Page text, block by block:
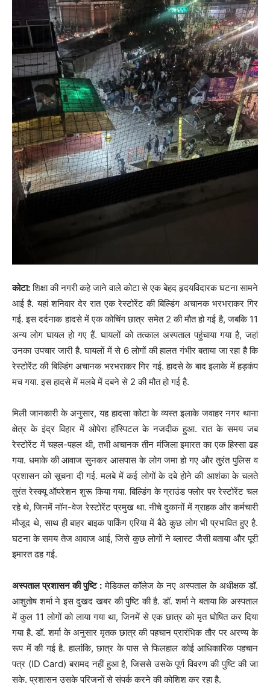
कोटा:शिक्षा की नगरी कहे जाने वाले कोटा से एक बेहद हृदयविदारक घटना सामने
आई है. यहां शनिवार देर रात एक रेस्टोरेंट की बिल्डिंग अचानक भरभराकर गिर
गई. इस दर्दनाक हादसे में एक कोचिंग छात्र समेत 2 की मौत हो गई है, जबकि 11
अन्य लोग घायल हो गए हैं. घायलों को तत्काल अस्पताल पहुंचाया गया है, जहां
उनका उपचार जारी है. घायलों में से 6 लोगों की हालत गंभीर बताया जा रहा है कि
रेस्टोरेंट की बिल्डिंग अचानक भरभराकर गिर गई. हादसे के बाद इलाके में हड़कंप
मच गया. इस हादसे में मलबे में दबने से 2 की मौत हो गई है.
​मिली जानकारी के अनुसार, यह हादसा कोटा के व्यस्त इलाके जवाहर नगर थाना
क्षेत्र के इंद्र विहार में ओपेरा हॉस्पिटल के नजदीक हुआ. रात के समय जब
रेस्टोरेंट में चहल-पहल थी, तभी अचानक तीन मंजिला इमारत का एक हिस्सा ढह
गया. धमाके की आवाज सुनकर आसपास के लोग जमा हो गए और तुरंत पुलिस व
प्रशासन को सूचना दी गई. मलबे में कई लोगों के दबे होने की आशंका के चलते
तुरंत रेस्क्यू ऑपरेशन शुरू किया गया. बिल्डिंग के ग्राउंड फ्लोर पर रेस्टोरेंट चल
रहे थे, जिनमें नॉन-वेज रेस्टोरेंट प्रमुख था. नीचे दुकानों में ग्राहक और कर्मचारी
मौजूद थे, साथ ही बाहर बाइक पार्किंग एरिया में बैठे कुछ लोग भी प्रभावित हुए है.
घटना के समय तेज आवाज आई, जिसे कुछ लोगों ने ब्लास्ट जैसी बताया और पूरी
इमारत ढह गई.
​अस्पताल प्रशासन की पुष्टि : ​मेडिकल कॉलेज के नए अस्पताल के अधीक्षक डॉ.
आशुतोष शर्मा ने इस दुखद खबर की पुष्टि की है. डॉ. शर्मा ने बताया कि अस्पताल
में कुल 11 लोगों को लाया गया था, जिनमें से एक छात्र को मृत घोषित कर दिया
गया है. डॉ. शर्मा के अनुसार मृतक छात्र की पहचान प्रारंभिक तौर पर अरण्य के
रूप में की गई है. हालांकि, छात्र के पास से फिलहाल कोई आधिकारिक पहचान
पत्र (ID Card) बरामद नहीं हुआ है, जिससे उसके पूर्ण विवरण की पुष्टि की जा
सके. प्रशासन उसके परिजनों से संपर्क करने की कोशिश कर रहा है.